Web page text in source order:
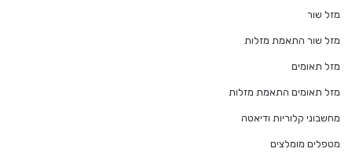
מזל שור
מזל שור התאמת מזלות
מזל תאומים
מזל תאומים התאמת מזלות
מחשבוני קלוריות ודיאטה
מטפלים מומלצים